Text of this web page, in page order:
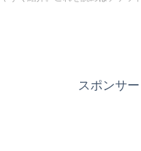
スポンサ